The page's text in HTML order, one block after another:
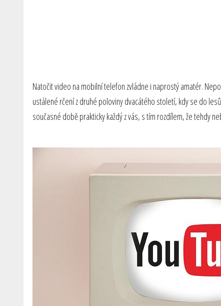
Natočit video na mobilní telefon zvládne i naprostý amatér.
ustálené rčení z druhé poloviny dvacátého století, kdy se do
současné době prakticky každý z vás, s tím rozdílem, že tehdy